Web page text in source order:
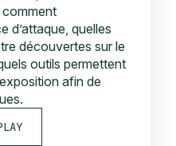
d’attaque, quelles
découvertes sur le
outils permettent
afin de